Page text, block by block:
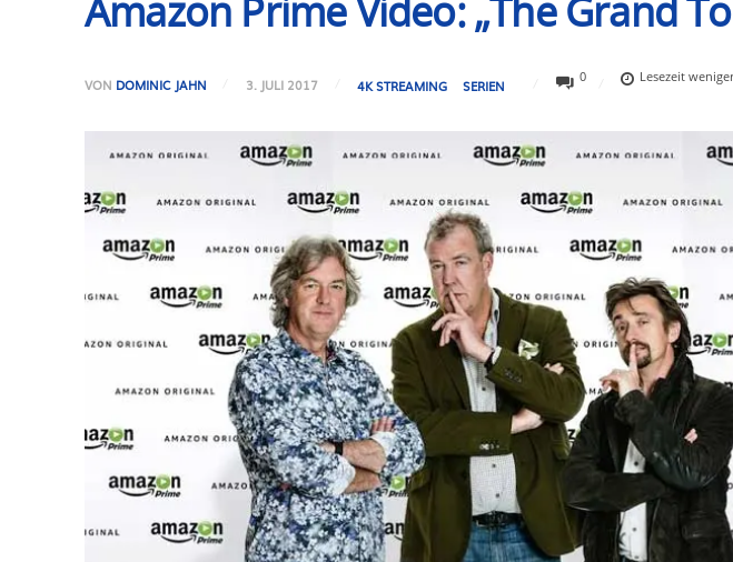
Amazon Prime Video: „The Grand
VON DOMINIC JAHN 3. JULI 2017 4K STREAMING SERIEN
0 Lesezeit